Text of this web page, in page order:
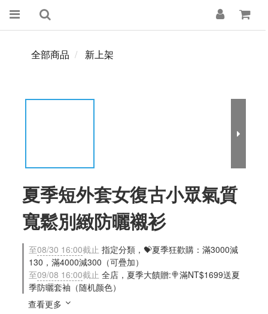
全部商品 新上架
夏季短外套女復古小眾氣質
寬鬆別緻防曬襯衫
至08/30 16:00截止 指定分類，💝夏季狂歡購：滿3000減
130，滿4000減300（可疊加）
至09/08 16:00截止 全店，夏季大饋贈:🍭滿NT$1699送夏
季防曬套袖（随机颜色）
查看更多